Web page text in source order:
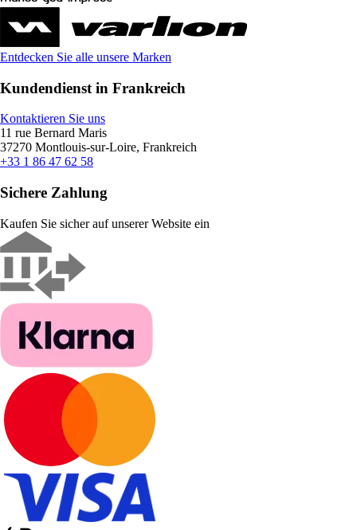
Entdecken Sie alle unsere Marken
Kundendienst in Frankreich
Kontaktieren Sie uns
11 rue Bernard Maris
37270 Montlouis-sur-Loire, Frankreich
+33 1 86 47 62 58
Sichere Zahlung
Kaufen Sie sicher auf unserer Website ein